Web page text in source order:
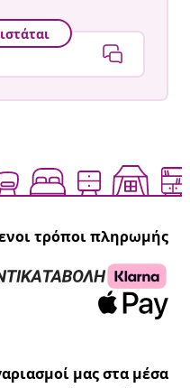
τρόποι πληρωμής
μας στα μέσα